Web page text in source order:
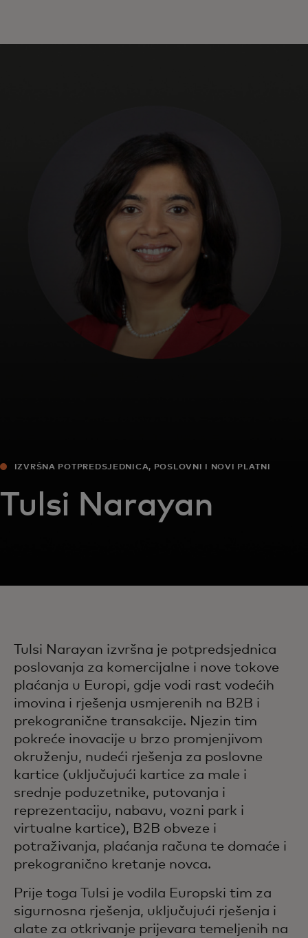
Novosti i trendovi
IZVRŠNA POTPREDSJEDNICA, POSLOVNI I NOVI PLATNI
Tulsi Narayan
Tulsi Narayan izvršna je potpredsjednica
poslovanja za komercijalne i nove tokove
plaćanja u Europi, gdje vodi rast vodećih
imovina i rješenja usmjerenih na B2B i
prekogranične transakcije. Njezin tim
pokreće inovacije u brzo promjenjivom
okruženju, nudeći rješenja za poslovne
kartice (uključujući kartice za male i
srednje poduzetnike, putovanja i
reprezentaciju, nabavu, vozni park i
virtualne kartice), B2B obveze i
potraživanja, plaćanja računa te domaće i
prekogranično kretanje novca.
Prije toga Tulsi je vodila Europski tim za
sigurnosna rješenja, uključujući rješenja i
alate za otkrivanje prijevara temeljenih na